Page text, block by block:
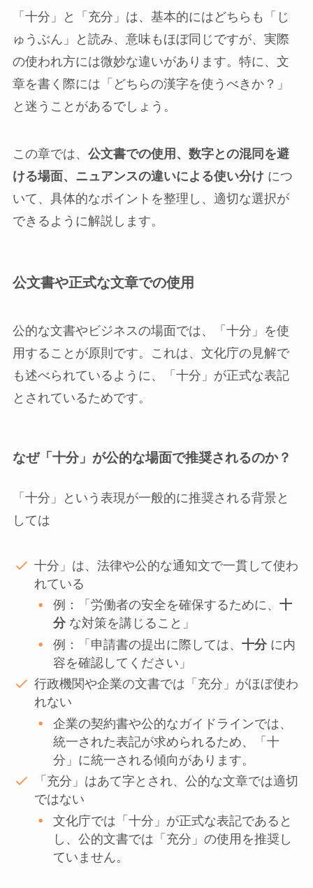
「十分」と「充分」は、基本的にはどちらも「じ
ゅうぶん」と読み、意味もほぼ同じですが、実際
の使われ方には微妙な違いがあります。特に、文
章を書く際には「どちらの漢字を使うべきか？」
と迷うことがあるでしょう。
この章では、 公文書での使用、数字との混同を避
ける場面、ニュアンスの違いによる使い分けにつ
いて、具体的なポイントを整理し、適切な選択が
できるように解説します。
公文書や正式な文章での使用
公的な文書やビジネスの場面では、「十分」を使
用することが原則です。これは、文化庁の見解で
も述べられているように、「十分」が正式な表記
とされているためです。
なぜ「十分」が公的な場面で推奨されるのか？
「十分」という表現が一般的に推奨される背景と
しては
十分」は、法律や公的な通知文で一貫して使わ
れている
例：「労働者の安全を確保するために、十
分な対策を講じること」
例：「申請書の提出に際しては、十分に内
容を確認してください」
行政機関や企業の文書では「充分」がほぼ使わ
れない
企業の契約書や公的なガイドラインでは、
統一された表記が求められるため、「十
分」に統一される傾向があります。
「充分」はあて字とされ、公的な文章では適切
ではない
文化庁では「十分」が正式な表記であると
し、公的文書では「充分」の使用を推奨し
ていません。